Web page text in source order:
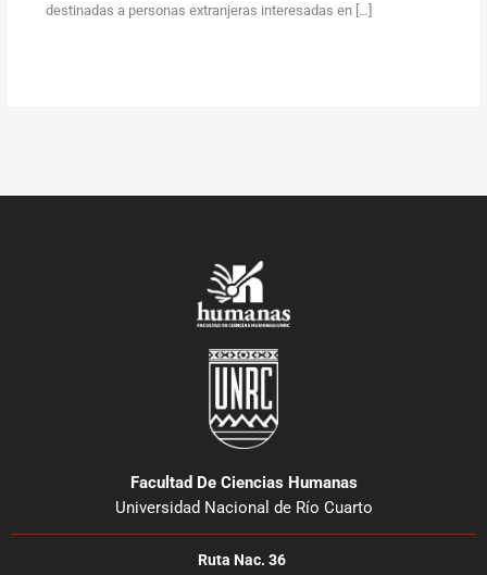
destinadas a personas extranjeras interesadas en […]
Facultad De Ciencias Humanas
Universidad Nacional de Río Cuarto
Ruta Nac. 36